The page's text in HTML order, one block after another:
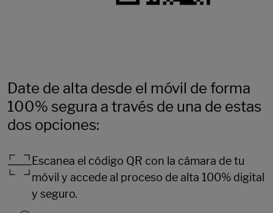
Date de alta desde el móvil de forma
100% segura a través de una de estas
dos opciones:
Escanea el código QR con la cámara de tu
móvil y accede al proceso de alta 100% digital
y seguro.